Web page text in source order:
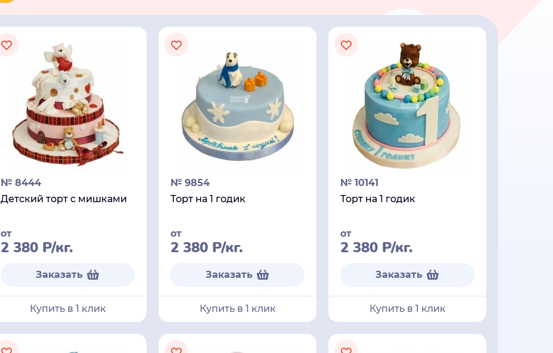
№ 8444
Детский торт с мишками
от
2 380 Р/кг.
Заказать
Купить в 1 клик
№ 9854
Торт на 1 годик
от
2 380 Р/кг.
Заказать
Купить в 1 клик
№ 10141
Торт на 1 годик
от
2 380 Р/кг.
Заказать
Купить в 1 клик